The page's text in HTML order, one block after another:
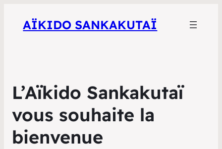
AÏKIDO SANKAKUTAÏ
L’Aïkido Sankakutaï
vous souhaite la
bienvenue